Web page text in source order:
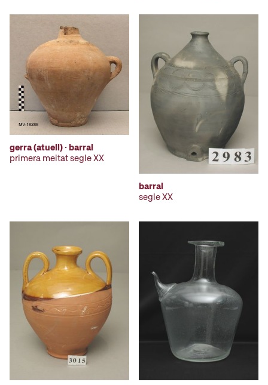
gerra (atuell) · barral
primera meitat segle XX
barral
segle XX